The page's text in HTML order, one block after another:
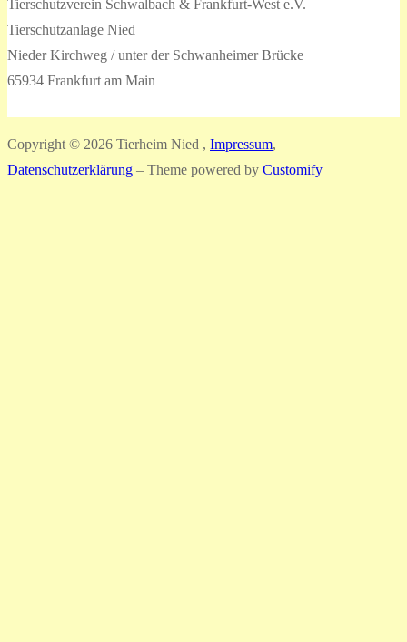
Tierschutzverein Schwalbach & Frankfurt-West e.V.
Tierschutzanlage Nied
Nieder Kirchweg / unter der Schwanheimer Brücke
65934 Frankfurt am Main
Copyright © 2026 Tierheim Nied , Impressum,
Datenschutzerklärung – Theme powered by Customify